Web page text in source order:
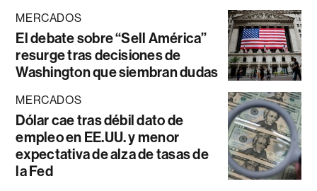
MERCADOS
El debate sobre “Sell América”
resurge tras decisiones de
Washington que siembran dudas
MERCADOS
Dólar cae tras débil dato de
empleo en EE.UU. y menor
expectativa de alza de tasas de
la Fed